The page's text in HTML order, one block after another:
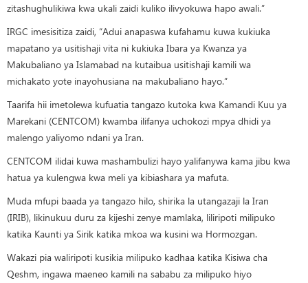
zitashughulikiwa kwa ukali zaidi kuliko ilivyokuwa hapo awali.”
IRGC imesisitiza zaidi, “Adui anapaswa kufahamu kuwa kukiuka
mapatano ya usitishaji vita ni kukiuka Ibara ya Kwanza ya
Makubaliano ya Islamabad na kutaibua usitishaji kamili wa
michakato yote inayohusiana na makubaliano hayo.”
Taarifa hii imetolewa kufuatia tangazo kutoka kwa Kamandi Kuu ya
Marekani (CENTCOM) kwamba ilifanya uchokozi mpya dhidi ya
malengo yaliyomo ndani ya Iran.
CENTCOM ilidai kuwa mashambulizi hayo yalifanywa kama jibu kwa
hatua ya kulengwa kwa meli ya kibiashara ya mafuta.
Muda mfupi baada ya tangazo hilo, shirika la utangazaji la Iran
(IRIB), likinukuu duru za kijeshi zenye mamlaka, liliripoti milipuko
katika Kaunti ya Sirik katika mkoa wa kusini wa Hormozgan.
Wakazi pia waliripoti kusikia milipuko kadhaa katika Kisiwa cha
Qeshm, ingawa maeneo kamili na sababu za milipuko hiyo